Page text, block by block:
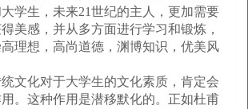
学生，未来21世纪的主人，更加需要
美感，并从多方面进行学习和锻炼，
理想，高尚道德，渊博知识，优美风
化对于大学生的文化素质，肯定会
。这种作用是潜移默化的。正如杜甫